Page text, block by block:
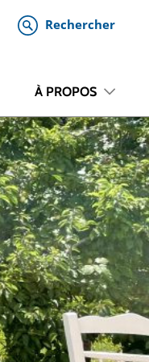
Rechercher
À PROPOS